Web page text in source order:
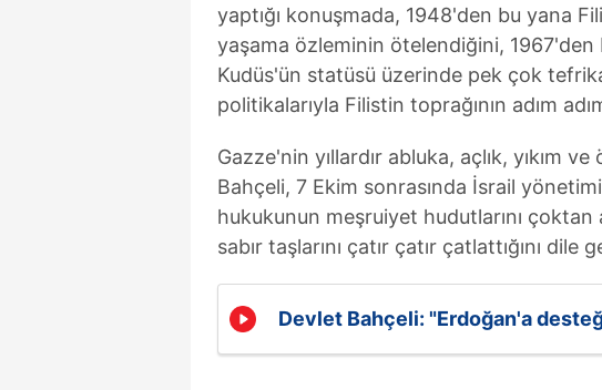
yaptığı konuşmada, 1948'den bu yana
yaşama özleminin ötelendiğini,
Kudüs'ün statüsü üzerinde pek çok
politikalarıyla Filistin toprağının adım
Gazze'nin yıllardır abluka, açlık, yıkım ve
Bahçeli, 7 Ekim sonrasında İsrail
hukukunun meşruiyet hudutlarını çoktan
sabır taşlarını çatır çatır çatlattığını dile
Devlet Bahçeli: "Erdoğan'a